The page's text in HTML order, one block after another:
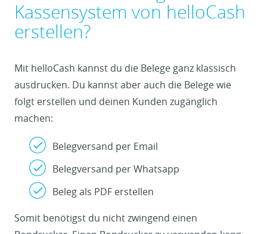
Kassensystem von helloCash
erstellen?
Mit helloCash kannst du die Belege ganz klassisch
ausdrucken. Du kannst aber auch die Belege wie
folgt erstellen und deinen Kunden zugänglich
machen:
Belegversand per Email
Belegversand per Whatsapp
Beleg als PDF erstellen
Somit benötigst du nicht zwingend einen